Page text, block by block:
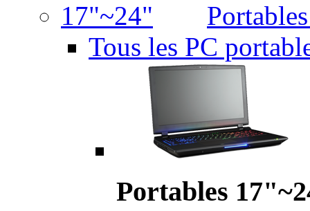
Tous les PC
Portables